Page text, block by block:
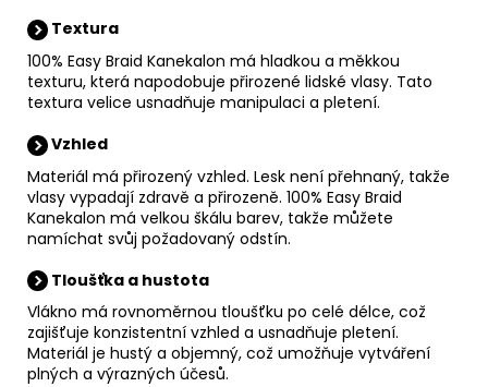
Textura
100% Easy Braid Kanekalon má hladkou a měkkou
texturu, která napodobuje přirozené lidské vlasy. Tato
textura velice usnadňuje manipulaci a pletení.
Vzhled
Materiál má přirozený vzhled. Lesk není přehnaný, takže
vlasy vypadají zdravě a přirozeně. 100% Easy Braid
Kanekalon má velkou škálu barev, takže můžete
namíchat svůj požadovaný odstín.
Tloušťka a hustota
Vlákno má rovnoměrnou tloušťku po celé délce, což
zajišťuje konzistentní vzhled a usnadňuje pletení.
Materiál je hustý a objemný, což umožňuje vytváření
plných a výrazných účesů.